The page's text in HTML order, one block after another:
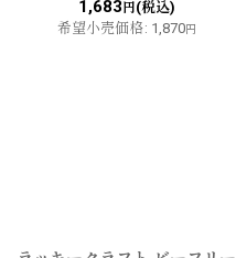
1,683 円(税込)
希望小売価格: 1,870円